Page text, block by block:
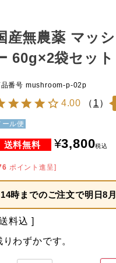
産無農薬 マッ
60g×2袋セット
番号 mushroom-p-02p
4.00 （ 1）
ール便
¥3,800税込
ポイント進呈]
14時までのご注文で明日8
料込
りわずかです。